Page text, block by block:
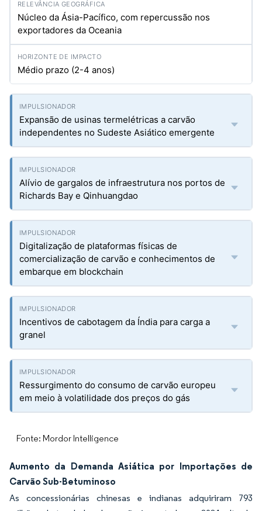
Núcleo da Ásia-Pacífico, com repercussão nos
exportadores da Oceania
Médio prazo (2-4 anos)
Expansão de usinas termelétricas a carvão
independentes no Sudeste Asiático emergente
Alívio de gargalos de infraestrutura nos portos de
Richards Bay e Qinhuangdao
Digitalização de plataformas físicas de
comercialização de carvão e conhecimentos de
embarque em blockchain
Incentivos de cabotagem da Índia para carga a
granel
Ressurgimento do consumo de carvão europeu
em meio à volatilidade dos preços do gás
Fonte: Mordor Intelligence
Aumento da Demanda Asiática por Importações de
Carvão Sub-Betuminoso
As concessionárias chinesas e indianas adquiriram 793